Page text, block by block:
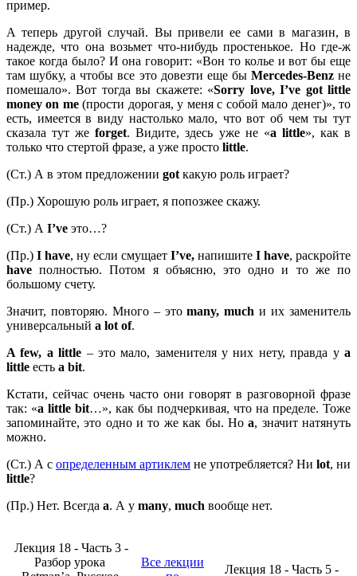
пример.
А теперь другой случай. Вы привели ее сами в магазин, в
надежде, что она возьмет что-нибудь простенькое. Но где-ж
такое когда было? И она говорит: «Вон то колье и вот бы еще
там шубку, а чтобы все это довезти еще бы Mercedes-Benzне
помешало». Вот тогда вы скажете: «Sorry love,I’ve gotlittle
moneyon me(прости дорогая, у меня с собой мало денег)», то
есть, имеется в виду настолько мало, что вот об чем ты тут
сказала тут жеforget. Видите, здесь уже не «a little», как в
только что стертой фразе, а уже просто little.
(Ст.) А в этом предложении got какую роль играет?
(Пр.) Хорошую роль играет, я попозжее скажу.
(Ст.) А I’ve это…?
(Пр.) I have, ну если смущает I’ve, напишите I have, раскройте
have полностью. Потом я объясню, это одно и то же по
большому счету.
Значит, повторяю. Много – этоmany,much и их заменитель
универсальный a lot of.
Afew, alittle – это мало, заменителя у них нету, правда уa
little есть a bit.
Кстати, сейчас очень часто они говорят в разговорной фразе
так: «a little bit…», как бы подчеркивая, что на пределе. Тоже
запоминайте, это одно и то же как бы. Ноa, значит натянуть
можно.
(Ст.) А с определенным артиклем не употребляется? Ни lot, ни
little?
(Пр.) Нет. Всегда a. А у many, much вообще нет.
Лекция 18 - Часть 3 -
Разбор урока
Все лекции
Лекция 18 - Часть 5 -